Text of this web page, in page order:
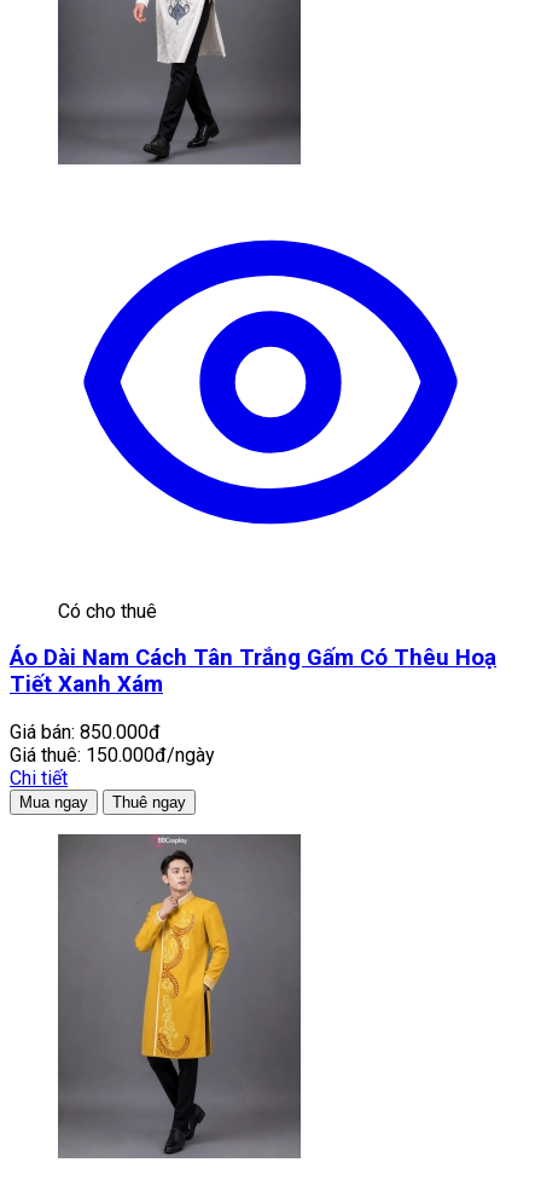
Có cho thuê
Áo Dài Nam Cách Tân Trắng Gấm Có Thêu Hoạ
Tiết Xanh Xám
Giá bán: 850.000đ
Giá thuê: 150.000đ/ngày
Chi tiết
Mua ngay Thuê ngay